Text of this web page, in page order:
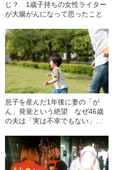
じ？ 1歳子持ちの女性ライター
が大腸がんになって思ったこと
息子を産んだ1年後に妻の「が
ん」発覚という絶望 なぜ46歳
の夫は「実は不幸でもない」と